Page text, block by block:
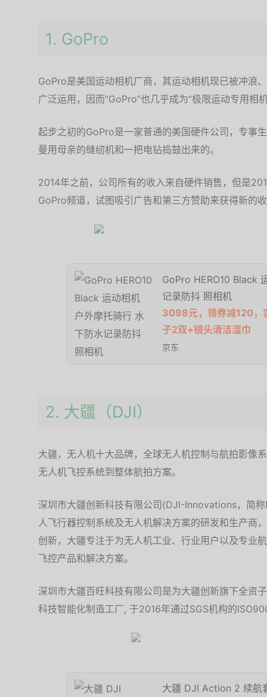
1. GoPro
GoPro是美国运动相机厂商，其运动相机现已被冲浪
广泛运用，因而“GoPro”也几乎成为“极限运动专用相
起步之初的GoPro是一家普通的美国硬件公司，专事
曼用母亲的缝纫机和一把电钻捣鼓出来的。
2014年之前，公司所有的收入来自硬件销售，但是
GoPro频道，试图吸引广告和第三方赞助来获得新的
GoPro HERO10 Black
记录防抖 照相机
3098元，领券减120，
子2双+镜头清洁湿巾
京东
2. 大疆（DJI）
大疆，无人机十大品牌，全球无人机控制与航拍影像
无人机飞控系统到整体航拍方案。
深圳市大疆创新科技有限公司(DJI-Innovations，简
人飞行器控制系统及无人机解决方案的研发和生产商
创新，大疆专注于为无人机工业、行业用户以及专业
飞控产品和解决方案。
深圳市大疆百旺科技有限公司是为大疆创新旗下全资
科技智能化制造工厂, 于2016年通过SGS机构的
大疆 DJI Action 2 续航